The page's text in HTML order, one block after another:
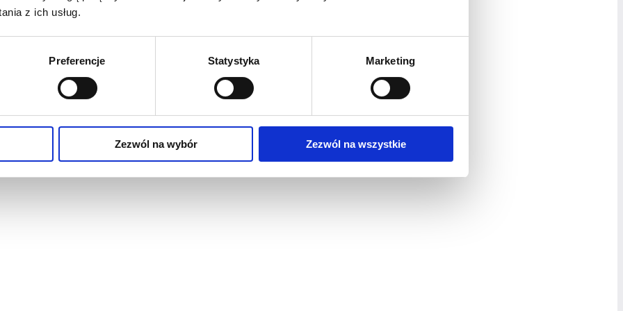
z ich usług.
Preferencje Statystyka Marketing
Zezwól na wybór Zezwól na wszystkie
Każdego klienta traktuję indywidualnie. Nie wierzę w podejście „jedno
przestrzeń są unikalne. Dlatego moja praca opiera się na słuchaniu potrzeb klienta,
do jego wymagań. Efektem są piękne i funkcjonalne wnętrza odzwierciedlające
mojej pracy są polecenia i powracający klienci.
Cię wywiad z Beatą, zapraszam serdecznie do przeczytania jej szpilkowej